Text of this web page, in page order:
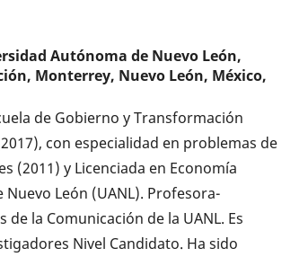
Autónoma de Nuevo León,
Monterrey, Nuevo León, México,
de Gobierno y Transformación
con especialidad en problemas de
(2011) y Licenciada en Economía
León (UANL). Profesora-
la Comunicación de la UANL. Es
Nivel Candidato. Ha sido